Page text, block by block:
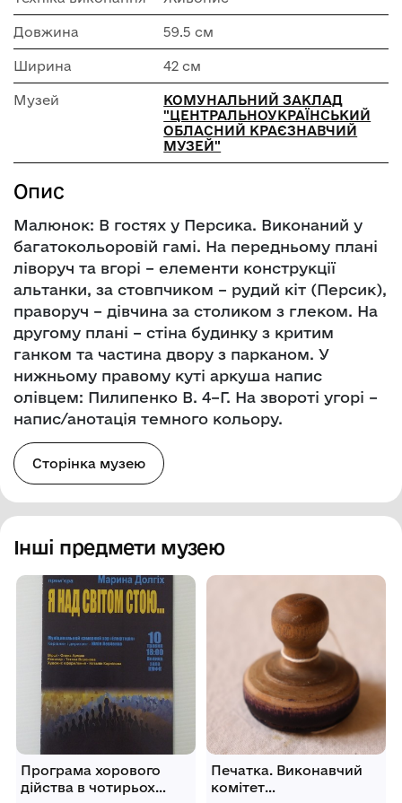
Довжина 59.5 см
Ширина 42 см
Музей
КОМУНАЛЬНИЙ ЗАКЛАД
"ЦЕНТРАЛЬНОУКРАЇНСЬКИЙ
ОБЛАСНИЙ КРАЄЗНАВЧИЙ
МУЗЕЙ"
Опис
Малюнок: В гостях у Персика. Виконаний у
багатокольоровій гамі. На передньому плані
ліворуч та вгорі – елементи конструкції
альтанки, за стовпчиком – рудий кіт (Персик),
праворуч – дівчина за столиком з глеком. На
другому плані – стіна будинку з критим
ганком та частина двору з парканом. У
нижньому правому куті аркуша напис
олівцем: Пилипенко В. 4–Г. На звороті угорі –
напис/анотація темного кольору.
Сторінка музею
Інші предмети музею
Програма хорового
дійства в чотирьох
Печатка. Виконавчий
комітет